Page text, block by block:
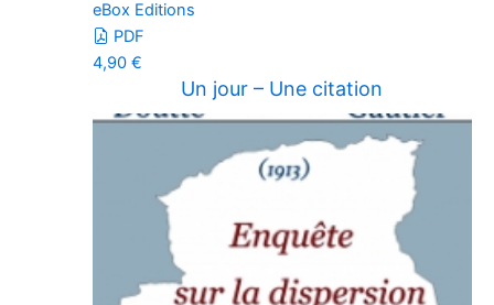
eBox Editions
PDF
4,90 €
Un jour – Une citation